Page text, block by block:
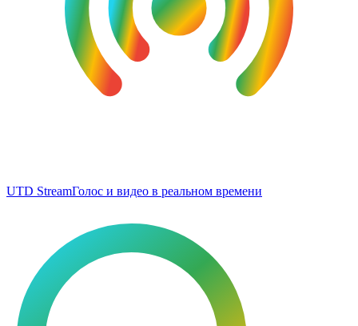
UTD StreamГолос и видео в реальном времени